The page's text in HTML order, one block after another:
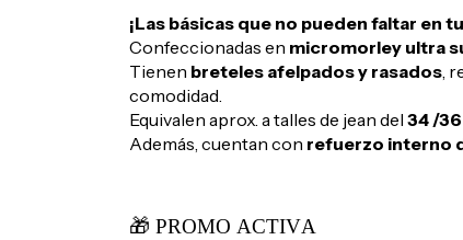
¡Las básicas que no pueden faltar en
Confeccionadas en micromorley ultra
Tienen breteles afelpados y rasados,
comodidad.
Equivalen aprox. a talles de jean del 34 /
Además, cuentan con refuerzo interno
🎁 PROMO ACTIVA